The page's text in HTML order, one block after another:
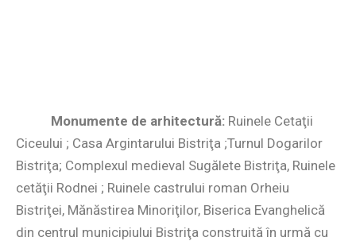
Monumente de arhitectură: Ruinele Cetaţii
Ciceului ; Casa Argintarului Bistriţa ;Turnul Dogarilor
Bistriţa; Complexul medieval Sugălete Bistriţa, Ruinele
cetăţii Rodnei ; Ruinele castrului roman Orheiu
Bistriţei, Mănăstirea Minoriţilor, Biserica Evanghelică
din centrul municipiului Bistriţa construită în urmă cu